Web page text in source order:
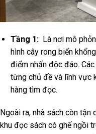
Tầng 1:Là nơi mô
hình cây rong biển
điểm nhấn độc đáo.
từng chủ đề và lĩnh vực
hàng tìm đọc.
Ngoài ra, nhà sách còn tận
khu đọc sách có ghế ngồi